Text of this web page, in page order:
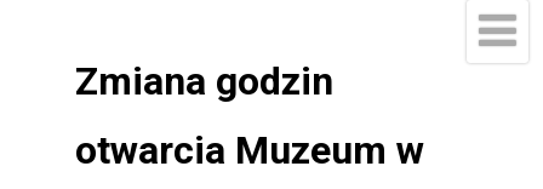
Zmiana godzin
otwarcia Muzeum w